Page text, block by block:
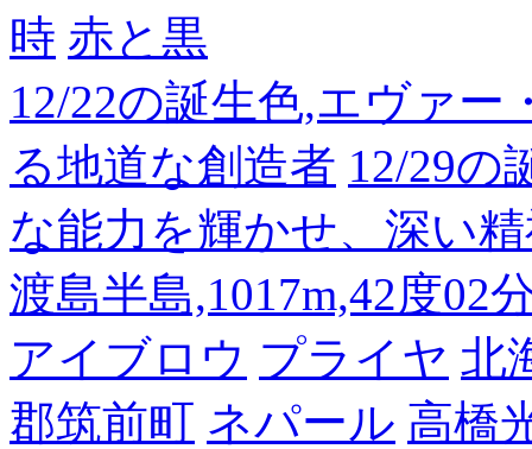
時 赤と黒
12/22の誕生色,エヴァ
る地道な創造者 12/29の
な能力を輝かせ、深い
渡島半島,1017m,42度02
アイブロウ プライヤ 北
郡筑前町 ネパール 高橋